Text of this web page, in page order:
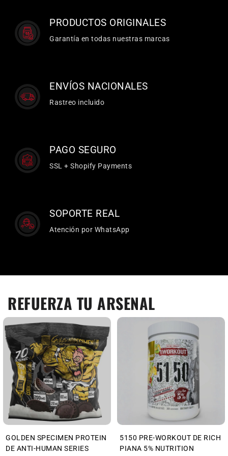
PRODUCTOS ORIGINALES
Garantía en todas nuestras marcas
ENVÍOS NACIONALES
Rastreo incluido
PAGO SEGURO
SSL + Shopify Payments
SOPORTE REAL
Atención por WhatsApp
REFUERZA TU ARSENAL
GOLDEN SPECIMEN PROTEIN
DE ANTI-HUMAN SERIES
5150 PRE-WORKOUT DE RICH
PIANA 5% NUTRITION